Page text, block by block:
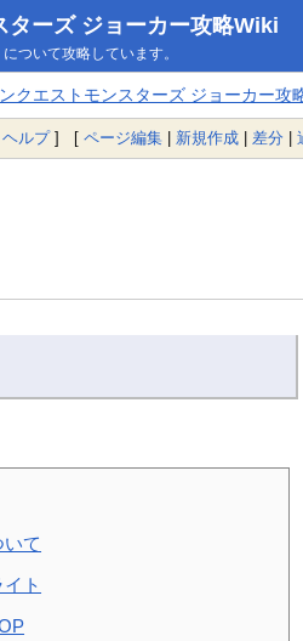
ターズ ジョーカー攻略Wiki
ついて攻略しています。
ンクエストモンスターズ ジョーカー攻
ヘルプ] [ ページ編集 | 新規作成 | 差分 |
て
ト